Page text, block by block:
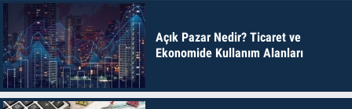
Açık Pazar Nedir? Ticaret ve
Ekonomide Kullanım Alanları